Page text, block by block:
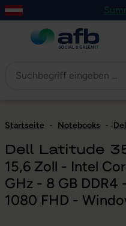
Hauptinhalt springen
Zur Navigation der B2B-
Startseite - Notebooks -
Dell Latitude
15,6 Zoll - Intel
GHz - 8 GB DDR4
1080 FHD -